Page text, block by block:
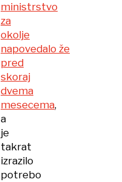
ministrstvo
za
okolje
napovedalo že
pred
skoraj
dvema
mesecema,
a
je
takrat
izrazilo
potrebo